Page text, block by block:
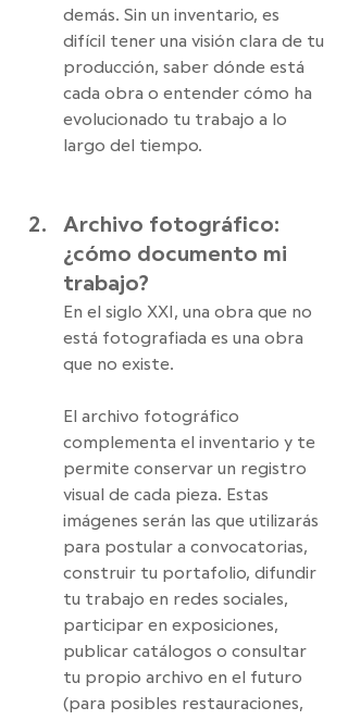
demás. Sin un inventario, es
difícil tener una visión clara de tu
producción, saber dónde está
cada obra o entender cómo ha
evolucionado tu trabajo a lo
largo del tiempo.
Archivo fotográfico:
¿cómo documento mi
trabajo?
En el siglo XXI, una obra que no
está fotografiada es una obra
que no existe.
El archivo fotográfico
complementa el inventario y te
permite conservar un registro
visual de cada pieza. Estas
imágenes serán las que utilizarás
para postular a convocatorias,
construir tu portafolio, difundir
tu trabajo en redes sociales,
participar en exposiciones,
publicar catálogos o consultar
tu propio archivo en el futuro
(para posibles restauraciones,